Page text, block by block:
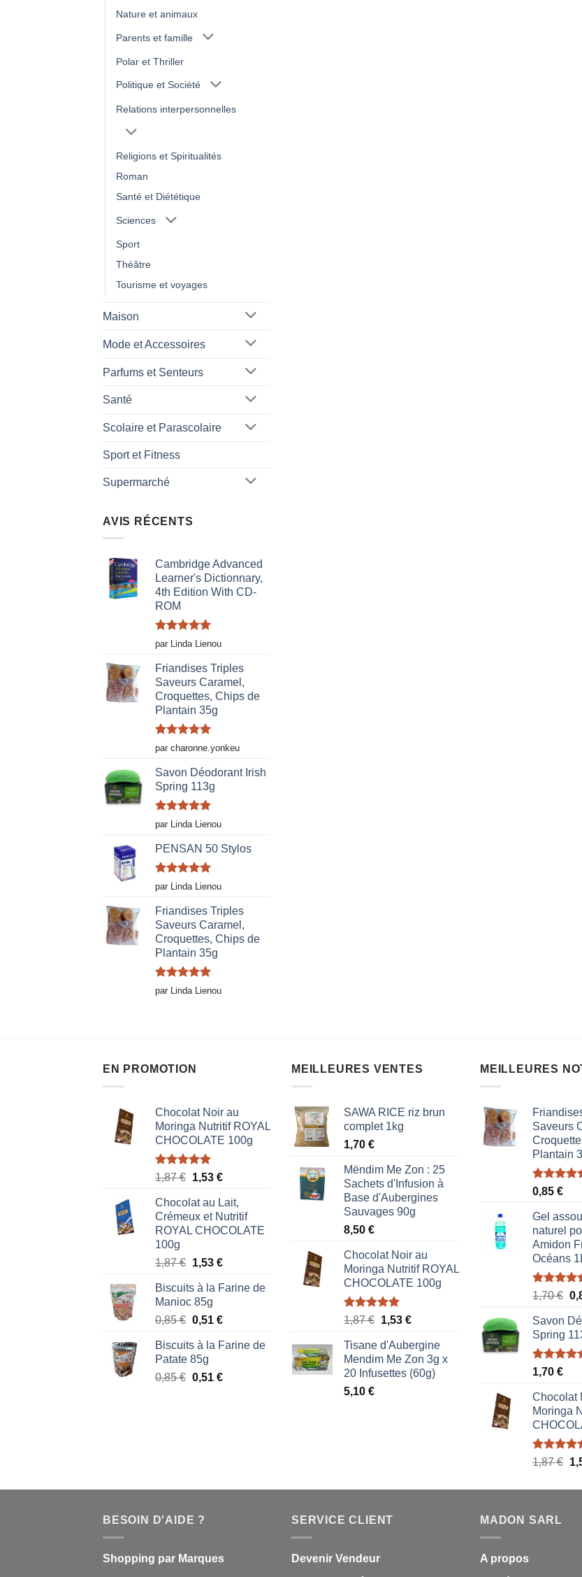
Nature et animaux
Parents et famille
Polar et Thriller
Politique et Société
Relations interpersonnelles
Religions et Spiritualités
Roman
Santé et Diététique
Sciences
Sport
Théâtre
Tourisme et voyages
Maison
Mode et Accessoires
Parfums et Senteurs
Santé
Scolaire et Parascolaire
Sport et Fitness
Supermarché
AVIS RÉCENTS
Cambridge Advanced
Learner's Dictionnary,
4th Edition With CD-
ROM
Note5sur
5
par Linda Lienou
Friandises Triples
Saveurs Caramel,
Croquettes, Chips de
Plantain 35g
Note5sur
5
par charonne.yonkeu
Savon Déodorant Irish
Spring 113g
Note5sur
5
par Linda Lienou
PENSAN 50 Stylos
Note5sur
5
par Linda Lienou
Friandises Triples
Saveurs Caramel,
Croquettes, Chips de
Plantain 35g
Note5sur
5
par Linda Lienou
EN PROMOTION
Chocolat Noir au
Moringa Nutritif ROYAL
CHOCOLATE 100g
Note5.00
1,87€ Le
initial
était :
1,87 €.
1,53 €Le
actuel
est :
1,53 €.
Chocolat au Lait,
Crémeux et Nutritif
ROYAL CHOCOLATE
100g
1,87€ Le
initial
était :
1,87 €.
1,53 €Le
actuel
1,53 €.
Biscuits à la Farine de
Manioc 85g
0,85€ Le
initial
était :
0,85 €.
0,51 €Le
actuel
0,51 €.
Biscuits à la Farine de
Patate 85g
0,85€ Le
0,51 €Le
MEILLEURES VENTES
SAWA RICE riz brun
complet 1kg
1,70 €
Mëndim Me Zon : 25
Sachets d'Infusion à
Base d'Aubergines
Sauvages 90g
8,50 €
Chocolat Noir au
Moringa Nutritif ROYAL
CHOCOLATE 100g
Note5.00
1,87€ Le
initial
était :
1,87 €.
1,53 €Le
actuel
est :
1,53 €.
Tisane d'Aubergine
Mendim Me Zon 3g x
20 Infusettes (60g)
5,10 €
MEILLEURES
Saveurs
Plantain
Note5.00
0,85 €
Gel
naturel
Amidon
Océans
Note5.00
1,70€ Le
Savon
Spring
Note5.00
1,70 €
Chocolat
Moringa
Note5.00
1,87€ Le
BESOIN D'AIDE ?
Shopping par Marques
SERVICE CLIENT
Devenir Vendeur
MADON SARL
A propos